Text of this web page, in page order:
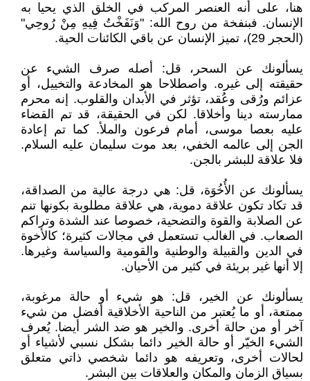
هنا، على أنه العنصر المركب في الخلق الذي يحيا به
الإنسان. فبنفخة من روح الله: "وَنَفَخْتُ فِيهِ مِنْ رُوحِي"
(الحجر 29)، تميز الإنسان عن باقي الكائنات الحية.
يسألونك عن السحر، قل: أصله صرف الشيء عن
حقيقته إلى غيره. واصطلاحا هو المخادعة والتخييل، أو
عزائم ورُقى وعُقد، تؤثر في الأبدان والقلوب. إنه محرم
ممارسته دينا وأخلاقا. لكن في الحقيقة، قد تم القضاء
عليه بعصا موسى، أمام فرعون والملأ. كما تم إعادة
الجن إلى عالمه الخفي، بعد موت سليمان عليه السلام.
فلا علاقة للبشر بالجن.
يسألونك عن الأُخُوَة، قل: هي درجة عالية من الصداقة،
قد تكاد تكون علاقة دموية، هي علاقة مطلوبة بكونها تنم
عن الصلابة والقوة والتضحية، خصوصا عند الشدة وتراكم
الصعاب. في الغالب تستعمل في مجالات كثيرة؛ كالأخوة
في الدين والقبيلة والوطنية والقومية والسياسة وغيرها.
إلا أنها غير بريئة في كثير من الأحيان.
يسألونك عن الخير، قل: هو شيء أو حالة مرغوبة،
ممتعة، أو ما يُعتبر من الناحية الأخلاقية أفضل من شيء
آخر أو من حالة أخرى. والخير هو ضد الشر أيضا. يُعرف
الشيء الخيّر أو حالة الخير دائما بشكل نسبي لأشياء أو
لحالات أخرى، وتعريفه هو دائما شخصي ذاتي متعلق
بسياق الزمان والمكان والعلاقات بين البشر.